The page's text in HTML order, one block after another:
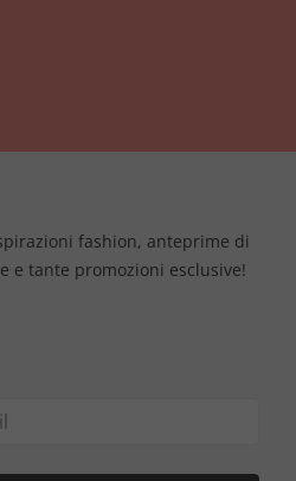
fashion, anteprime di
e tante promozioni esclusive!